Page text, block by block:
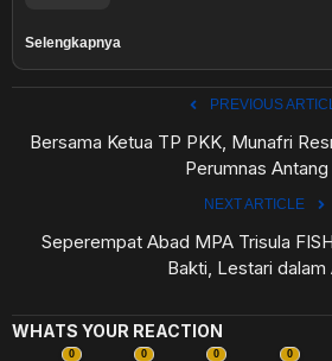
Selengkapnya
PREVIOUS
Bersama Ketua TP PKK, Munafri
Perumnas Antang
NEXT ARTICLE
Seperempat Abad MPA Trisula
Bakti, Lestari dalam
WHATS YOUR REACTION
0 0 0 0